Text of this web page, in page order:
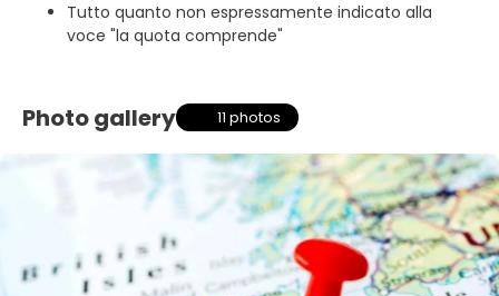
Tutto quanto non espressamente indicato alla
voce "la quota comprende"
Photo gallery 11 photos